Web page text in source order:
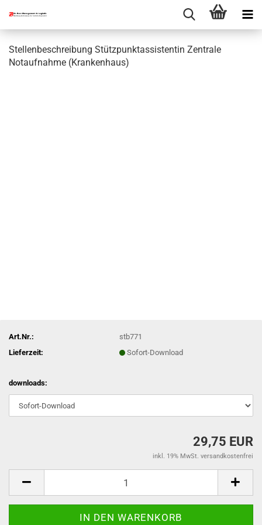
Stellenbeschreibung Stützpunktassistentin Zentrale
Notaufnahme (Krankenhaus)
Art.Nr.:
stb771
Lieferzeit:
Sofort-Download
downloads:
29,75 EUR
inkl. 19% MwSt. versandkostenfrei